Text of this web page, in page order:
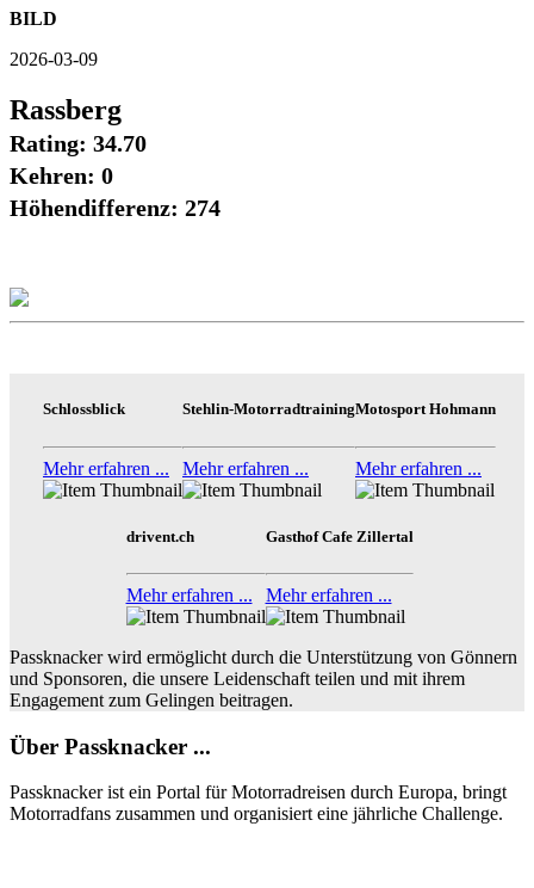
BILD
2026-03-09
Rassberg
Rating: 34.70
Kehren: 0
Höhendifferenz: 274
Schlossblick
Mehr erfahren ...
Stehlin-Motorradtraining
Mehr erfahren ...
Motosport Hohmann
Mehr erfahren ...
drivent.ch
Mehr erfahren ...
Gasthof Cafe Zillertal
Mehr erfahren ...
Passknacker wird ermöglicht durch die Unterstützung von Gönnern
und Sponsoren, die unsere Leidenschaft teilen und mit ihrem
Engagement zum Gelingen beitragen.
Über Passknacker ...
Passknacker ist ein Portal für Motorradreisen durch Europa, bringt
Motorradfans zusammen und organisiert eine jährliche Challenge.